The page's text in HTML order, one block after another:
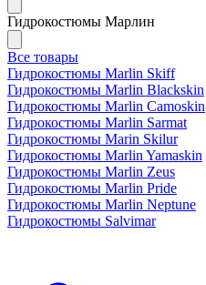
Гидрокостюмы Марлин
Все товары
Гидрокостюмы Marlin Skiff
Гидрокостюмы Marlin Blackskin
Гидрокостюмы Marlin Camoskin
Гидрокостюмы Marlin Sarmat
Гидрокостюмы Marin Skilur
Гидрокостюмы Marlin Yamaskin
Гидрокостюмы Marlin Zeus
Гидрокостюмы Marlin Pride
Гидрокостюмы Marlin Neptune
Гидрокостюмы Salvimar